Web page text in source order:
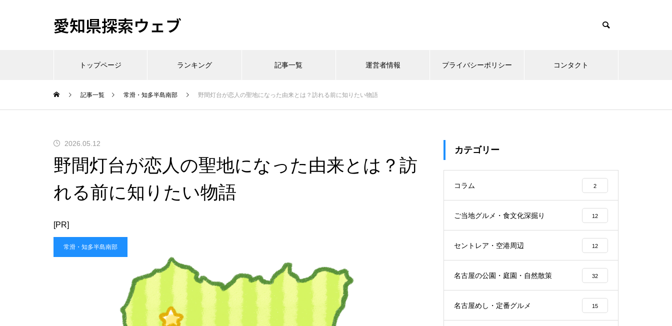
愛知県探索ウェブ
トップページ ランキング 記事一覧 運営者情報 プライバシーポリシー コンタクト
記事一覧 常滑・知多半島南部 野間灯台が恋人の聖地になった由来とは？訪れる前に知りたい物語
2026.05.12
野間灯台が恋人の聖地になった由来とは？訪
れる前に知りたい物語
[PR]
常滑・知多半島南部
カテゴリー
コラム 2
ご当地グルメ・食文化深掘り 12
セントレア・空港周辺 12
名古屋の公園・庭園・自然散策 32
名古屋めし・定番グルメ 15